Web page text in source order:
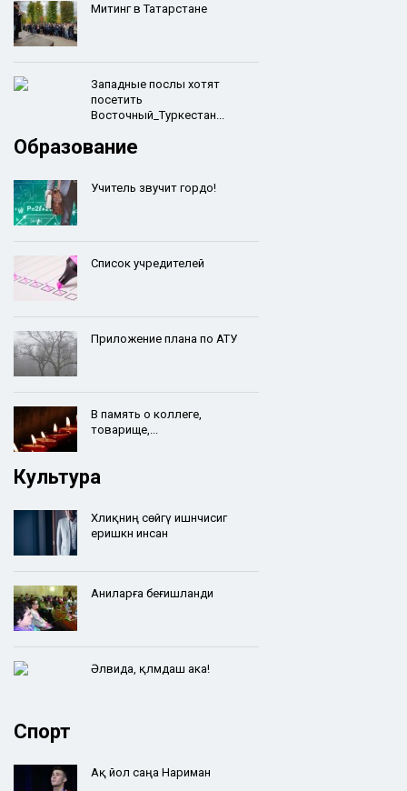
Митинг в Татарстане
Западные послы хотят
посетить
Восточный_Туркестан...
Образование
Учитель звучит гордо!
Список учредителей
Приложение плана по АТУ
В память о коллеге,
товарище,...
Культура
Хәлиқниң сөйгү ишәнчисигә
еришкән инсан
Аниларға беғишланди
Әлвида, қәләмдаш ака!
Спорт
Ақ йол саңа Нариман